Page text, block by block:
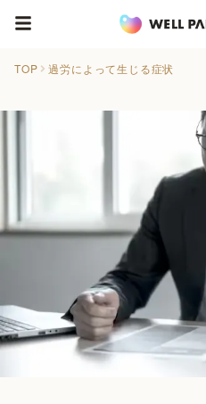
TOP 過労によって生じる症状